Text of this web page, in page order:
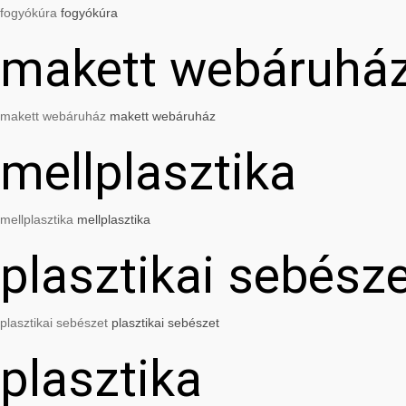
fogyókúra fogyókúra
makett
makett webáruház makett webáruház
mellplasztika
mellplasztika mellplasztika
plasztikai
plasztikai sebészet plasztikai sebészet
plasztika